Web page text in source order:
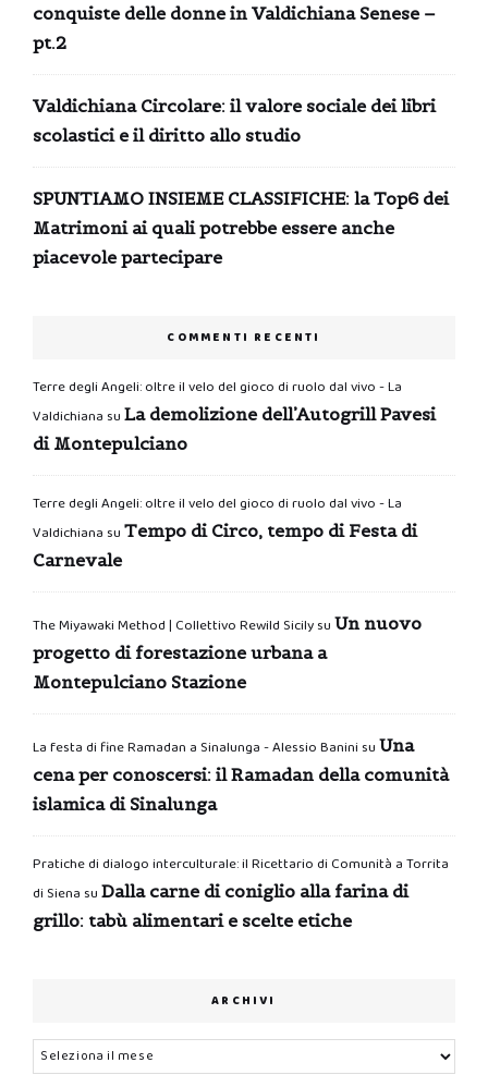
conquiste delle donne in Valdichiana Senese –
pt.2
Valdichiana Circolare: il valore sociale dei libri
scolastici e il diritto allo studio
SPUNTIAMO INSIEME CLASSIFICHE: la Top6 dei
Matrimoni ai quali potrebbe essere anche
piacevole partecipare
COMMENTI RECENTI
Terre degli Angeli: oltre il velo del gioco di ruolo dal vivo - La
Valdichiana su La demolizione dell’Autogrill Pavesi
di Montepulciano
Terre degli Angeli: oltre il velo del gioco di ruolo dal vivo - La
Valdichiana su Tempo di Circo, tempo di Festa di
Carnevale
The Miyawaki Method | Collettivo Rewild Sicilysu Un nuovo
progetto di forestazione urbana a
Montepulciano Stazione
La festa di fine Ramadan a Sinalunga - Alessio Banini su Una
cena per conoscersi: il Ramadan della comunità
islamica di Sinalunga
Pratiche di dialogo interculturale: il Ricettario di Comunità a Torrita
di Siena su Dalla carne di coniglio alla farina di
grillo: tabù alimentari e scelte etiche
ARCHIVI
Archivi